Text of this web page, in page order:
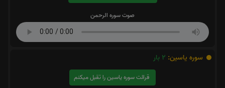
صوت سوره الرحمن
سوره یاسین: 2 بار
قرائت سوره یاسین را تقبل میکنم